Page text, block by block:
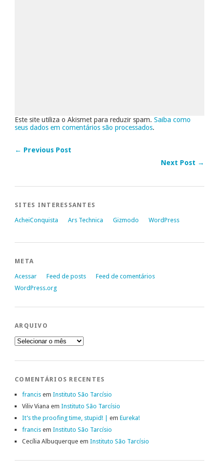
Este site utiliza o Akismet para reduzir spam. Saiba como
seus dados em comentários são processados.
← Previous Post
Next Post →
SITES INTERESSANTES
AcheiConquista Ars Technica Gizmodo WordPress
META
Acessar Feed de posts
Feed de comentários
WordPress.org
ARQUIVO
Arquivo
COMENTÁRIOS RECENTES
francis em Instituto São Tarcísio
Viliv Viana em Instituto São Tarcísio
It’s the proofing time, stupid! | em Eureka!
francis em Instituto São Tarcísio
Cecília Albuquerque em Instituto São Tarcísio